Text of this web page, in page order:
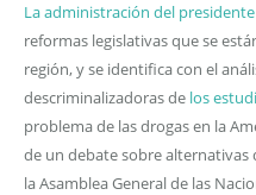
La administración del
reformas legislativas que se
región, y se identifica con el
descriminalizadoras de los
problema de las drogas en la
de un debate sobre alternativas
la Asamblea General de las